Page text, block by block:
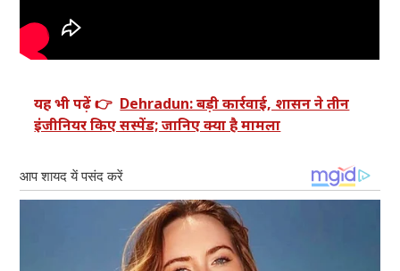
यह भी पढ़ें 👉 Dehradun: बड़ी कार्रवाई, शासन ने तीन
इंजीनियर किए सस्पेंड; जानिए क्या है मामला